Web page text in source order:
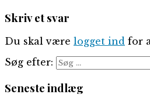
Skriv et svar
Du skal være logget ind for
Søg efter:
Seneste indlæg